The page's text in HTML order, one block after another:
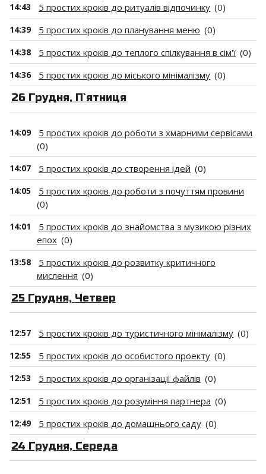
14:43 5 простих кроків до ритуалів відпочинку (0)
14:39 5 простих кроків до планування меню (0)
14:38 5 простих кроків до теплого спілкування в сім'ї (0)
14:36 5 простих кроків до міського мінімалізму (0)
26 Грудня, П`ятниця
14:09
5 простих кроків до роботи з хмарними сервісами
(0)
14:07 5 простих кроків до створення ідей (0)
14:05
5 простих кроків до роботи з почуттям провини
(0)
14:01
5 простих кроків до знайомства з музикою різних
епох (0)
13:58
5 простих кроків до розвитку критичного
мислення (0)
25 Грудня, Четвер
12:57 5 простих кроків до туристичного мінімалізму (0)
12:55 5 простих кроків до особистого проекту (0)
12:53 5 простих кроків до організації файлів (0)
12:51 5 простих кроків до розуміння партнера (0)
12:49 5 простих кроків до домашнього саду (0)
24 Грудня, Середа